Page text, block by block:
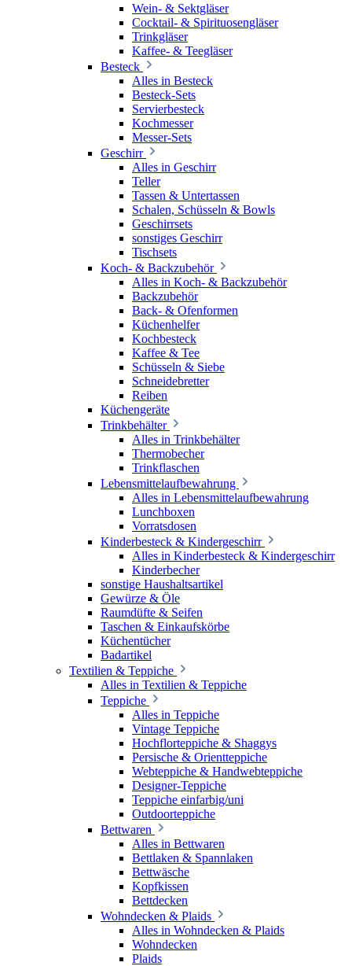
Wein- & Sektgläser
Cocktail- & Spirituosengläser
Trinkgläser
Kaffee- & Teegläser
Besteck
Alles in Besteck
Besteck-Sets
Servierbesteck
Kochmesser
Messer-Sets
Geschirr
Alles in Geschirr
Teller
Tassen & Untertassen
Schalen, Schüsseln & Bowls
Geschirrsets
sonstiges Geschirr
Tischsets
Koch- & Backzubehör
Alles in Koch- & Backzubehör
Backzubehör
Back- & Ofenformen
Küchenhelfer
Kochbesteck
Kaffee & Tee
Schüsseln & Siebe
Schneidebretter
Reiben
Küchengeräte
Trinkbehälter
Alles in Trinkbehälter
Thermobecher
Trinkflaschen
Lebensmittelaufbewahrung
Alles in Lebensmittelaufbewahrung
Lunchboxen
Vorratsdosen
Kinderbesteck & Kindergeschirr
Alles in Kinderbesteck & Kindergeschirr
Kinderbecher
sonstige Haushaltsartikel
Gewürze & Öle
Raumdüfte & Seifen
Taschen & Einkaufskörbe
Küchentücher
Badartikel
Textilien & Teppiche
Alles in Textilien & Teppiche
Teppiche
Alles in Teppiche
Vintage Teppiche
Hochflorteppiche & Shaggys
Persische & Orientteppiche
Webteppiche & Handwebteppiche
Designer-Teppiche
Teppiche einfarbig/uni
Outdoorteppiche
Bettwaren
Alles in Bettwaren
Bettlaken & Spannlaken
Bettwäsche
Kopfkissen
Bettdecken
Wohndecken & Plaids
Alles in Wohndecken & Plaids
Wohndecken
Plaids